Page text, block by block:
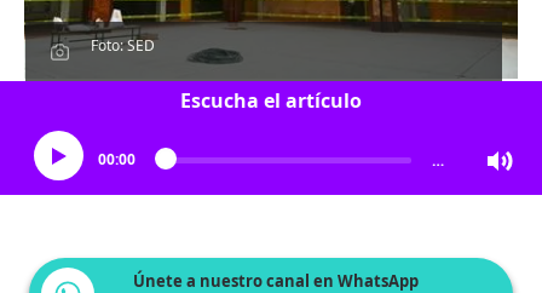
Foto: SED
Escucha el artículo
00:00 …
Únete a nuestro canal en WhatsApp